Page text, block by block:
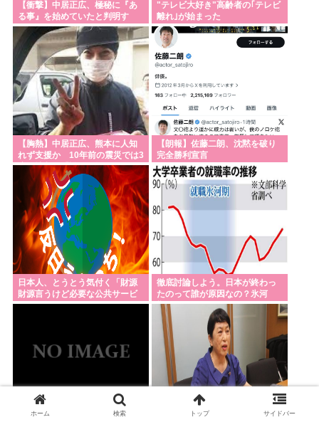
【衝撃】中居正広、極秘に『あ
る事』を始めていたと判明す
る・・・
"テレビ大好き"高齢者の｢テレビ
離れ｣が始まった
【胸熱】中居正広、熊本に人知
れず支援か 10年前の震災では3
度現地入り「誰にも知られなく
て良い」
【朗報】佐藤二朗、沈黙を破り
完全勝利宣言
日本人、とうとう気付く「財源
財源言うけど必要な公共サービ
スって無くね？」
徹底討論しよう。日本が終わっ
たのって誰が原因なの？氷河
期？
ホーム 検索 トップ サイドバー